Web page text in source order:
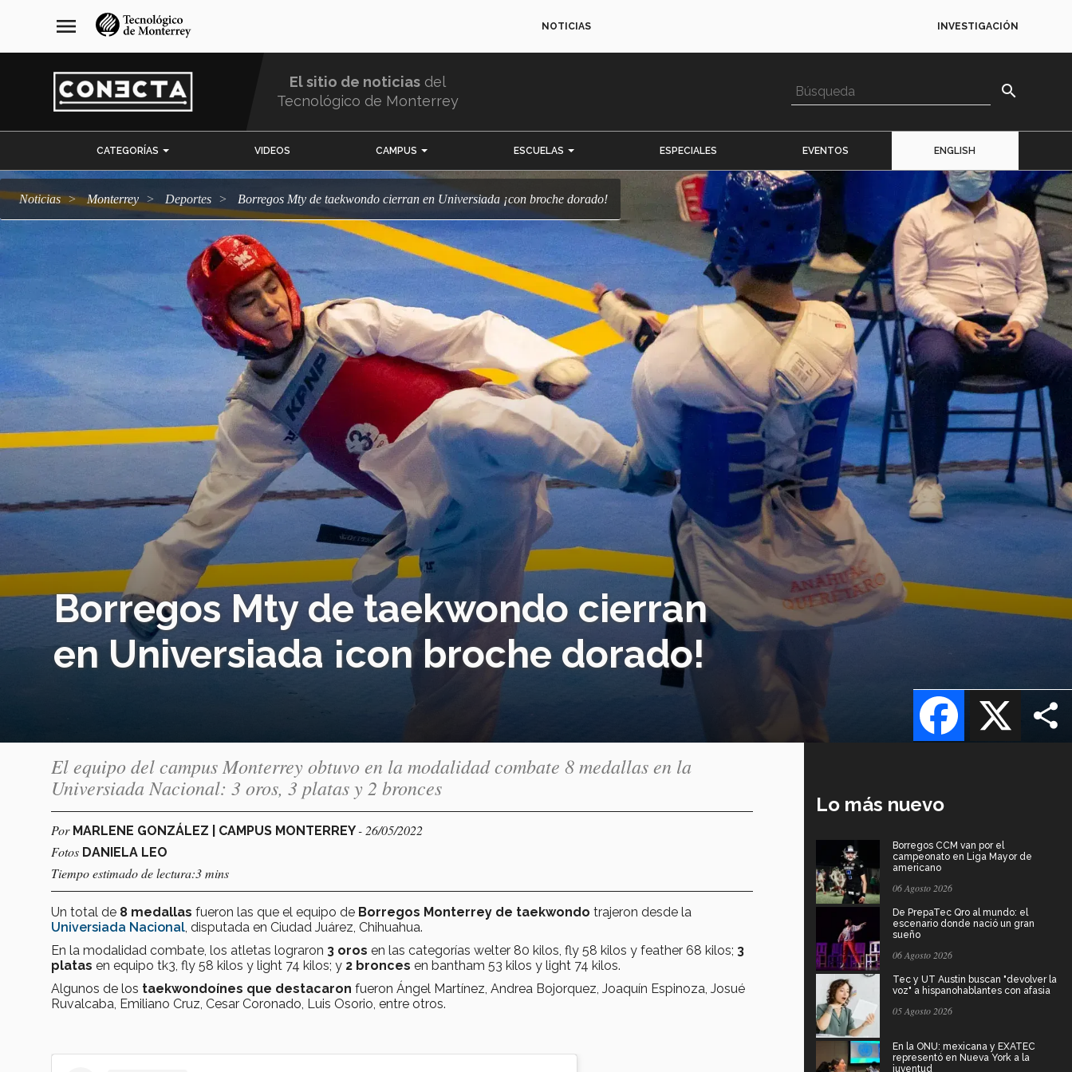
navegación
principal
menu NOTICIAS INVESTIGACIÓN
El sitio de noticias del
Tecnológico de Monterrey
search
CATEGORÍAS VIDEOS CAMPUS ESCUELAS ESPECIALES EVENTOS ENGLISH
Noticias Monterrey deportes Borregos Mty de taekwondo cierran en Universiada ¡con broche dorado!
Borregos Mty de taekwondo cierran
en Universiada ¡con broche dorado!
X
Facebook
El equipo del campus Monterrey obtuvo en la modalidad combate 8 medallas en la
Universiada Nacional: 3 oros, 3 platas y 2 bronces
Por MARLENE GONZÁLEZ | CAMPUS MONTERREY- 26/05/2022
Fotos DANIELA LEO
Tiempo estimado de lectura:3 mins
Un total de 8 medallas fueron las que el equipo de Borregos Monterrey de taekwondo trajeron desde la
Universiada Nacional , disputada en Ciudad Juárez, Chihuahua.
En la modalidad combate, los atletas lograron 3 oros en las categorías welter 80 kilos, fly 58 kilos y feather 68 kilos; 3
platas en equipo tk3, fly 58 kilos y light 74 kilos; y 2 bronces en bantham 53 kilos y light 74 kilos.
Algunos de los taekwondoínes que destacaron fueron Ángel Martínez, Andrea Bojorquez, Joaquín Espinoza, Josué
Ruvalcaba, Emiliano Cruz, Cesar Coronado, Luis Osorio, entre otros.
Lo más nuevo
Borregos CCM van por el
campeonato en Liga Mayor de
americano
06 Agosto 2026
De PrepaTec Qro al mundo: el
escenario donde nació un gran
sueño
06 Agosto 2026
Tec y UT Austin buscan "devolver la
voz" a hispanohablantes con afasia
05 Agosto 2026
En la ONU: mexicana y EXATEC
representó en Nueva York a la
juventud